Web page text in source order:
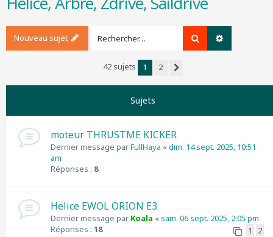
Nouveau sujet Rechercher
42 sujets 1
2
Sujets
moteur THRUSTME KICKER
Dernier message parFullHaya «dim. 14 sept. 2025, 10:51
am
Réponses : 8
Helice EWOL ORION E3
Dernier message par Koala «sam. 06 sept. 2025, 2:05 pm
Réponses : 18 1 2